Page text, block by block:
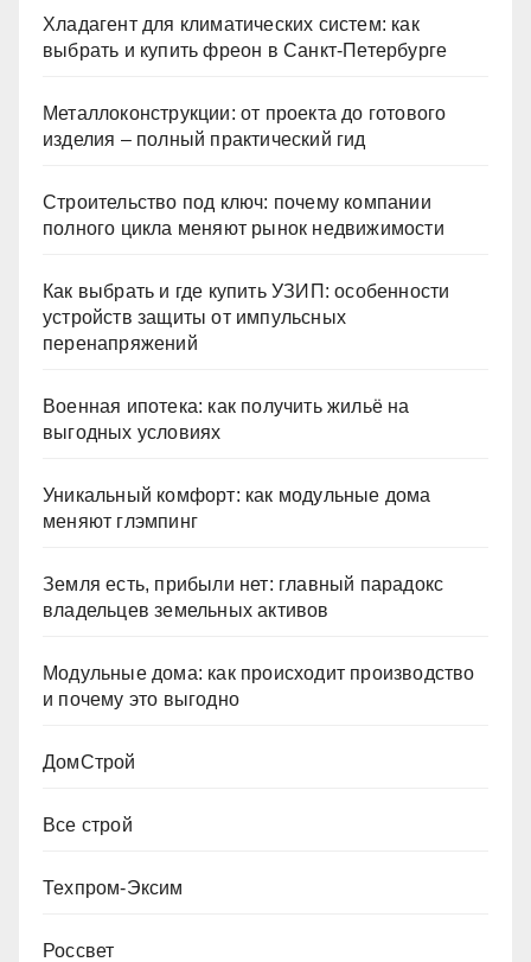
Хладагент для климатических систем: как
выбрать и купить фреон в Санкт-Петербурге
Металлоконструкции: от проекта до готового
изделия – полный практический гид
Строительство под ключ: почему компании
полного цикла меняют рынок недвижимости
Как выбрать и где купить УЗИП: особенности
устройств защиты от импульсных
перенапряжений
Военная ипотека: как получить жильё на
выгодных условиях
Уникальный комфорт: как модульные дома
меняют глэмпинг
Земля есть, прибыли нет: главный парадокс
владельцев земельных активов
Модульные дома: как происходит производство
и почему это выгодно
ДомСтрой
Все строй
Техпром-Эксим
Россвет